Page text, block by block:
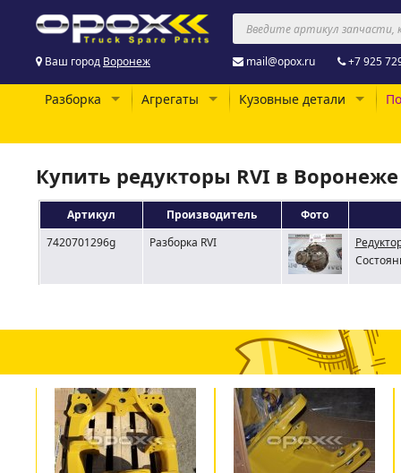
Ваш город Воронеж mail@opox.ru +7 925
Разборка Агрегаты Кузовные детали
Купить редукторы RVI в
Артикул Производитель
Фото
7420701296g
Разборка RVI